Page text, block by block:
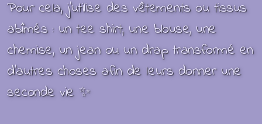
Pour cela, j’utilise des vêtements ou tissus
abîmés : un tee shirt, une blouse, une
chemise, un jean ou un draptransformé en
d'autres choses afin de leurs donner une
seconde vie ✨